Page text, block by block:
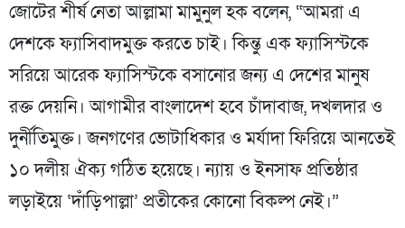
জোটের শীর্ষ নেতা আল্লামা মামুনুল হক বলেন, “আমরা এ
দেশকে ফ্যাসিবাদমুক্ত করতে চাই। কিন্তু এক ফ্যাসিস্টকে
সরিয়ে আরেক ফ্যাসিস্টকে বসানোর জন্য এ দেশের মানুষ
রক্ত দেয়নি। আগামীর বাংলাদেশ হবে চাঁদাবাজ, দখলদার ও
দুর্নীতিমুক্ত। জনগণের ভোটাধিকার ও মর্যাদা ফিরিয়ে আনতেই
১০ দলীয় ঐক্য গঠিত হয়েছে। ন্যায় ও ইনসাফ প্রতিষ্ঠার
লড়াইয়ে ‘দাঁড়িপাল্লা’ প্রতীকের কোনো বিকল্প নেই।”